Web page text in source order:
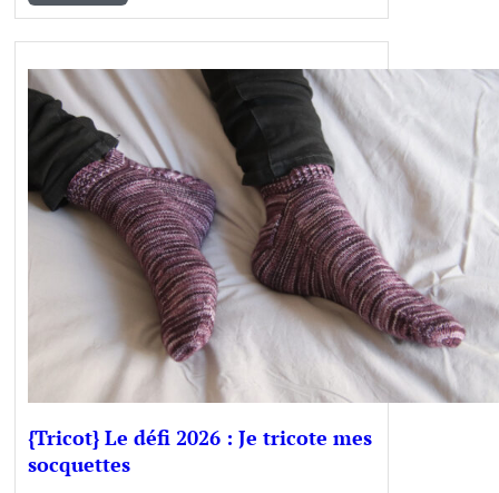
{Tricot} Le défi 2026 : Je tricote mes
socquettes